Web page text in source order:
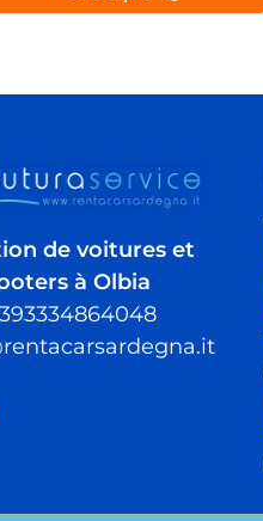
de voitures et
à Olbia